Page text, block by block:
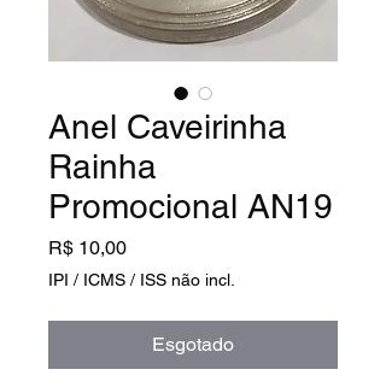
Anel Caveirinha
Rainha
Promocional AN19
R$ 10,00Preço
IPI / ICMS / ISS não incl.
Esgotado